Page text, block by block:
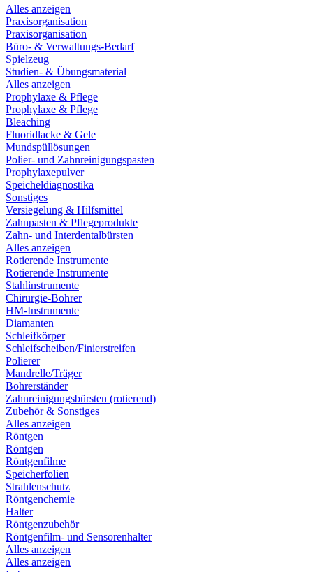
Alles anzeigen
Praxisorganisation
Praxisorganisation
Büro- & Verwaltungs-Bedarf
Spielzeug
Studien- & Übungsmaterial
Alles anzeigen
Prophylaxe & Pflege
Prophylaxe & Pflege
Bleaching
Fluoridlacke & Gele
Mundspüllösungen
Polier- und Zahnreinigungspasten
Prophylaxepulver
Speicheldiagnostika
Sonstiges
Versiegelung & Hilfsmittel
Zahnpasten & Pflegeprodukte
Zahn- und Interdentalbürsten
Alles anzeigen
Rotierende Instrumente
Rotierende Instrumente
Stahlinstrumente
Chirurgie-Bohrer
HM-Instrumente
Diamanten
Schleifkörper
Schleifscheiben/Finierstreifen
Polierer
Mandrelle/Träger
Bohrerständer
Zahnreinigungsbürsten (rotierend)
Zubehör & Sonstiges
Alles anzeigen
Röntgen
Röntgen
Röntgenfilme
Speicherfolien
Strahlenschutz
Röntgenchemie
Halter
Röntgenzubehör
Röntgenfilm- und Sensorenhalter
Alles anzeigen
Alles anzeigen